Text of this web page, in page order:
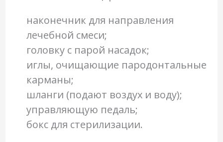
наконечник для направления
лечебной смеси;
головку с парой насадок;
иглы, очищающие пародонтальные
карманы;
шланги (подают воздух и воду);
управляющую педаль;
бокс для стерилизации.